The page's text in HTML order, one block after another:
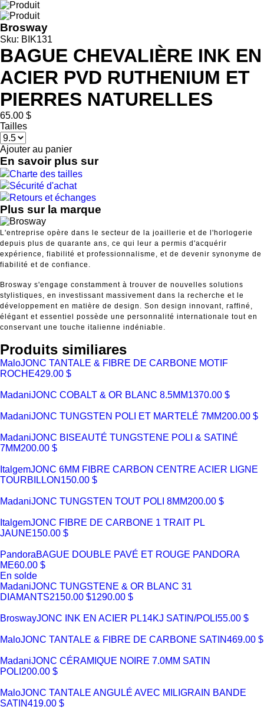
Brosway
Sku: BIK131
BAGUE CHEVALIÈRE INK EN
ACIER PVD RUTHENIUM ET
PIERRES NATURELLES
65.00 $
Tailles
Ajouter au panier
En savoir plus sur
Charte des tailles
Sécurité d'achat
Retours et échanges
Plus sur la marque
L'entreprise opère dans le secteur de la joaillerie et de l'horlogerie
depuis plus de quarante ans, ce qui leur a permis d'acquérir
expérience, fiabilité et professionnalisme, et de devenir synonyme de
fiabilité et de confiance.
Brosway s'engage constamment à trouver de nouvelles solutions
stylistiques, en investissant massivement dans la recherche et le
développement en matière de design. Son design innovant, raffiné,
élégant et essentiel possède une personnalité internationale tout en
conservant une touche italienne indéniable.
Produits similiares
MaloJONC TANTALE & FIBRE DE CARBONE MOTIF
ROCHE429.00 $
MadaniJONC COBALT & OR BLANC 8.5MM1370.00 $
MadaniJONC TUNGSTEN POLI ET MARTELÉ 7MM200.00 $
MadaniJONC BISEAUTÉ TUNGSTENE POLI & SATINÉ
7MM200.00 $
ItalgemJONC 6MM FIBRE CARBON CENTRE ACIER LIGNE
TOURBILLON 150.00 $
MadaniJONC TUNGSTEN TOUT POLI 8MM200.00 $
ItalgemJONC FIBRE DE CARBONE 1 TRAIT PL
JAUNE150.00 $
PandoraBAGUE DOUBLE PAVÉ ET ROUGE PANDORA
ME60.00 $
En solde
MadaniJONC TUNGSTENE & OR BLANC 31
DIAMANTS2150.00 $1290.00 $
BroswayJONC INK EN ACIER PL14KJ SATIN/POLI 55.00 $
MaloJONC TANTALE & FIBRE DE CARBONE SATIN469.00 $
MadaniJONC CÉRAMIQUE NOIRE 7.0MM SATIN
POLI 200.00 $
MaloJONC TANTALE ANGULÉ AVEC MILIGRAIN BANDE
SATIN419.00 $